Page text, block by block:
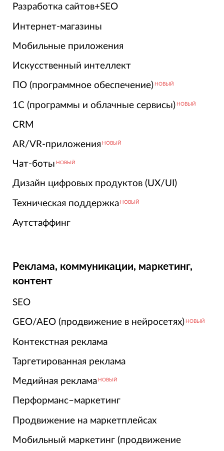
Разработка сайтов+SEO
Интернет-магазины
Мобильные приложения
Искусственный интеллект
ПО (программное обеспечение) НОВЫЙ
1С (программы и облачные сервисы) НОВЫЙ
CRM
AR/VR-приложения НОВЫЙ
Чат-боты НОВЫЙ
Дизайн цифровых продуктов (UX/UI)
Техническая поддержка НОВЫЙ
Аутстаффинг
Реклама, коммуникации, маркетинг,
контент
SEO
GEO/AEO (продвижение в нейросетях) НОВЫЙ
Контекстная реклама
Таргетированная реклама
Медийная реклама НОВЫЙ
Перформанс–маркетинг
Продвижение на маркетплейсах
Мобильный маркетинг (продвижение